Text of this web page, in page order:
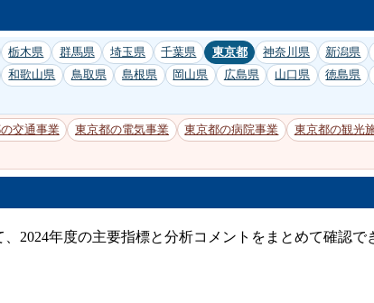
栃木県 群馬県 埼玉県 千葉県 東京都 神奈川県 新潟県
和歌山県 鳥取県 島根県 岡山県 広島県 山口県 徳島県
交通事業 東京都の電気事業 東京都の病院事業 東京都の観光
2024年度の主要指標と分析コメントをまとめて確認で